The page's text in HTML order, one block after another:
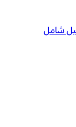
شامل